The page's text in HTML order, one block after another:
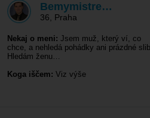
Bemymistre…
36 Praha
Nekaj o meni: Jsem muž, který ví, co
chce, a nehledá pohádky ani prázdné
Hledám ženu…
Koga iščem: Viz výše